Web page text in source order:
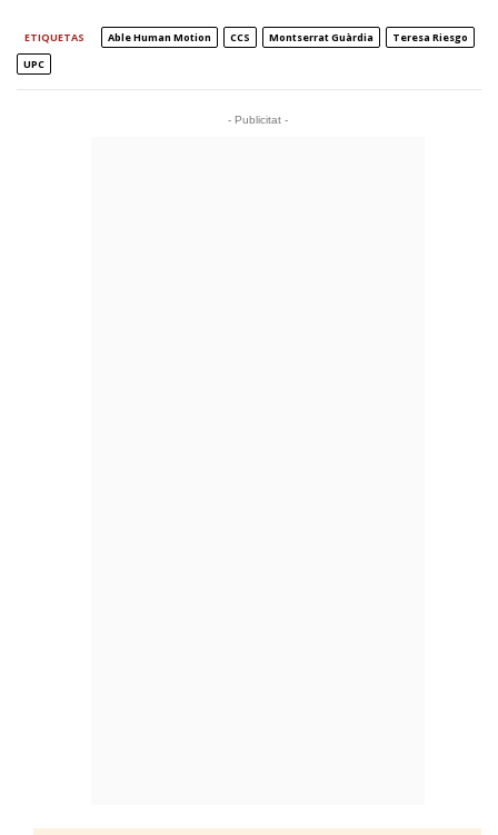
ETIQUETAS Able Human Motion CCS Montserrat Guàrdia
Teresa Riesgo
UPC
- Publicitat -